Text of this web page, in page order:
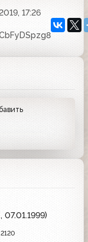
17:26
2120